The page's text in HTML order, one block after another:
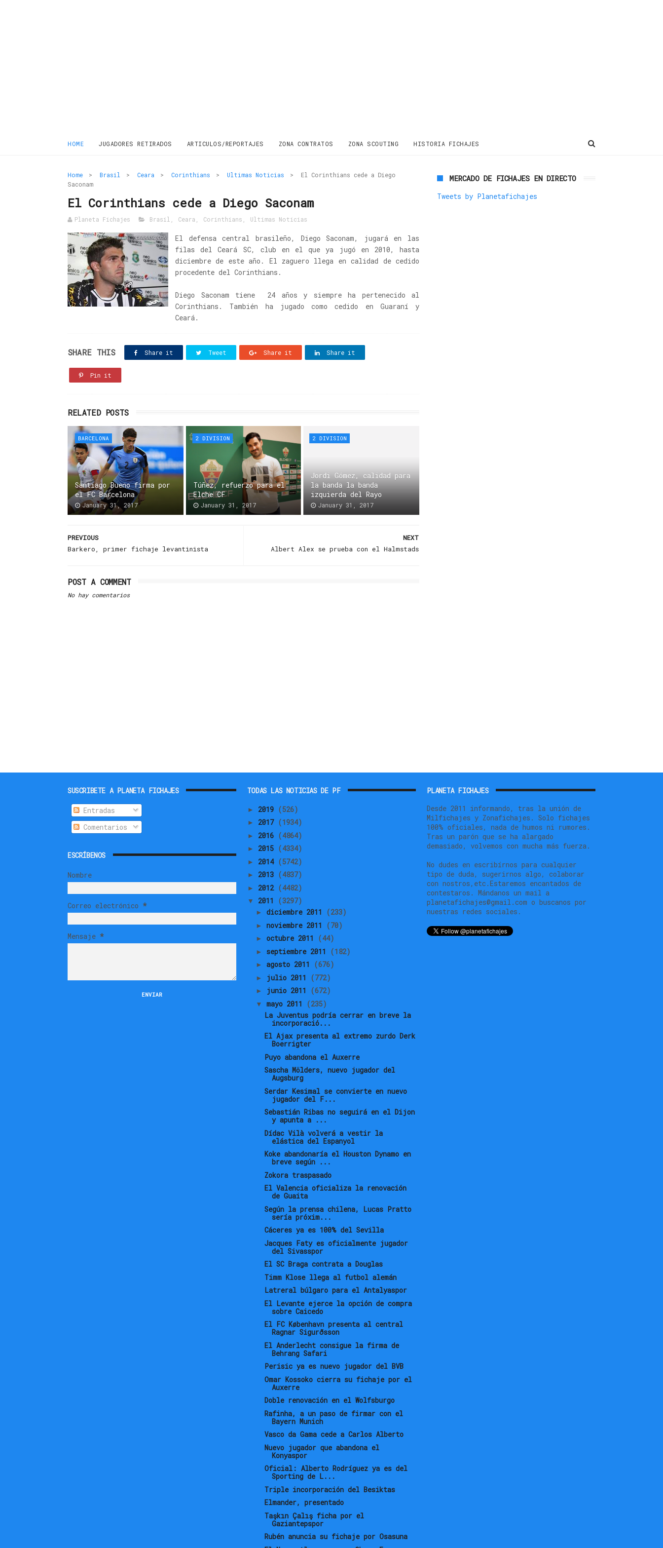
HOME JUGADORES RETIRADOS ARTICULOS/REPORTAJES ZONA CONTRATOS ZONA SCOUTING HISTORIA FICHAJES
Home > Brasil > Ceara > Corinthians > Ultimas Noticias >
El Corinthians cede a Diego
Saconam
El Corinthians cede a Diego Saconam
Planeta Fichajes Brasil Ceara Corinthians Ultimas Noticias
El defensa central brasileño, Diego Saconam, jugará en las
filas del Ceará SC, club en el que ya jugó en 2010, hasta
diciembre de este año. El zaguero llega en calidad de cedido
procedente del Corinthians.
Diego Saconam tiene 24 años y siempre ha pertenecido al
Corinthians. También ha jugado como cedido en Guaraní y
Ceará.
SHARE THIS Share it Tweet Share it Share it
Pin it
RELATED POSTS
BARCELONA
Santiago Bueno firma por
el FC Barcelona
January 31, 2017
2 DIVISION
Túñez, refuerzo para el
Elche CF
January 31, 2017
2 DIVISION
Jordi Gómez, calidad para
la banda la banda
izquierda del Rayo
January 31, 2017
NEXT
Albert Alex se prueba con el Halmstads
PREVIOUS
Barkero, primer fichaje levantinista
POST A COMMENT
No hay comentarios
MERCADO DE FICHAJES EN DIRECTO
Tweets by Planetafichajes
SUSCRIBETE A PLANETA FICHAJES
Entradas
Comentarios
ESCRÍBENOS
Nombre
Correo electrónico *
Mensaje *
TODAS LAS NOTICIAS DE PF
► 2019 (526)
► 2017 (1934)
► 2016 (4864)
► 2015 (4334)
► 2014 (5742)
► 2013 (4837)
► 2012 (4482)
▼ 2011 (3297)
► diciembre 2011 (233)
► noviembre 2011 (70)
► octubre 2011 (44)
► septiembre 2011 (182)
► agosto 2011 (676)
► julio 2011 (772)
► junio 2011 (672)
▼ mayo 2011
(235)
La Juventus podría cerrar en breve la
incorporació...
El Ajax presenta al extremo zurdo Derk
Boerrigter
Puyo abandona el Auxerre
Sascha Mölders, nuevo jugador del
Augsburg
Serdar Kesimal se convierte en nuevo
jugador del F...
Sebastián Ribas no seguirá en el Dijon
y apunta a ...
Dídac Vilà volverá a vestir la
elástica del Espanyol
Koke abandonaría el Houston Dynamo en
breve según ...
Zokora traspasado
El Valencia oficializa la renovación
de Guaita
Según la prensa chilena, Lucas Pratto
sería próxim...
Cáceres ya es 100% del Sevilla
Jacques Faty es oficialmente jugador
del Sivasspor
El SC Braga contrata a Douglas
Timm Klose llega al futbol alemán
Latreral búlgaro para el Antalyaspor
El Levante ejerce la opción de compra
sobre Caicedo
El FC København presenta al central
Ragnar Sigurðsson
El Anderlecht consigue la firma de
Behrang Safari
Perisic ya es nuevo jugador del BVB
Omar Kossoko cierra su fichaje por el
Auxerre
Doble renovación en el Wolfsburgo
Rafinha, a un paso de firmar con el
Bayern Munich
Vasco da Gama cede a Carlos Alberto
Nuevo jugador que abandona el
Konyaspor
Oficial: Alberto Rodríguez ya es del
Sporting de L...
Triple incorporación del Besiktas
Elmander, presentado
Taşkın Çalış ficha por el
Gaziantepspor
Rubén anuncia su fichaje por Osasuna
PLANETA FICHAJES
Desde 2011 informando, tras la unión de
Milfichajes y Zonafichajes. Solo fichajes
100% oficiales, nada de humos ni rumores.
Tras un parón que se ha alargado
demasiado, volvemos con mucha más fuerza.
No dudes en escribírnos para cualquier
tipo de duda, sugerirnos algo, colaborar
con nostros,etc.Estaremos encantados de
contestaros. Mándanos un mail a
planetafichajes@gmail.com o buscanos por
nuestras redes sociales.